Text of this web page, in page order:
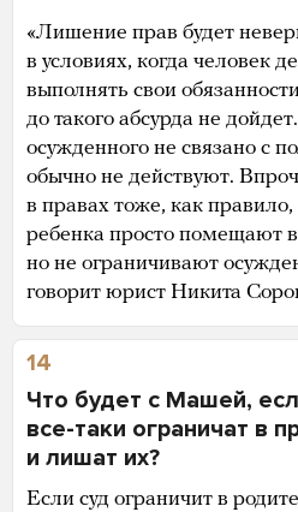
«Лишение прав будет
в условиях, когда человек
выполнять свои
до такого абсурда не
осужденного не связано с
обычно не действуют.
в правах тоже, как
ребенка просто помещают
но не ограничивают
говорит юрист Никита
14
Что будет с Машей,
все-таки ограничат в
и лишат их?
Если суд ограничит в